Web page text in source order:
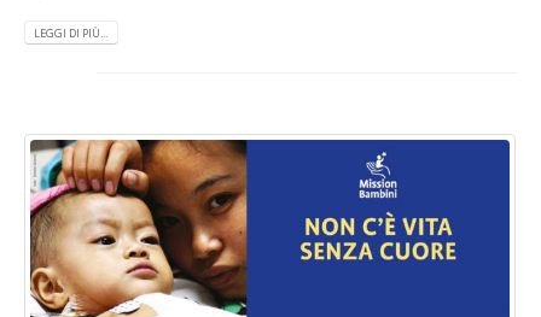
LEGGI DI PIÙ...